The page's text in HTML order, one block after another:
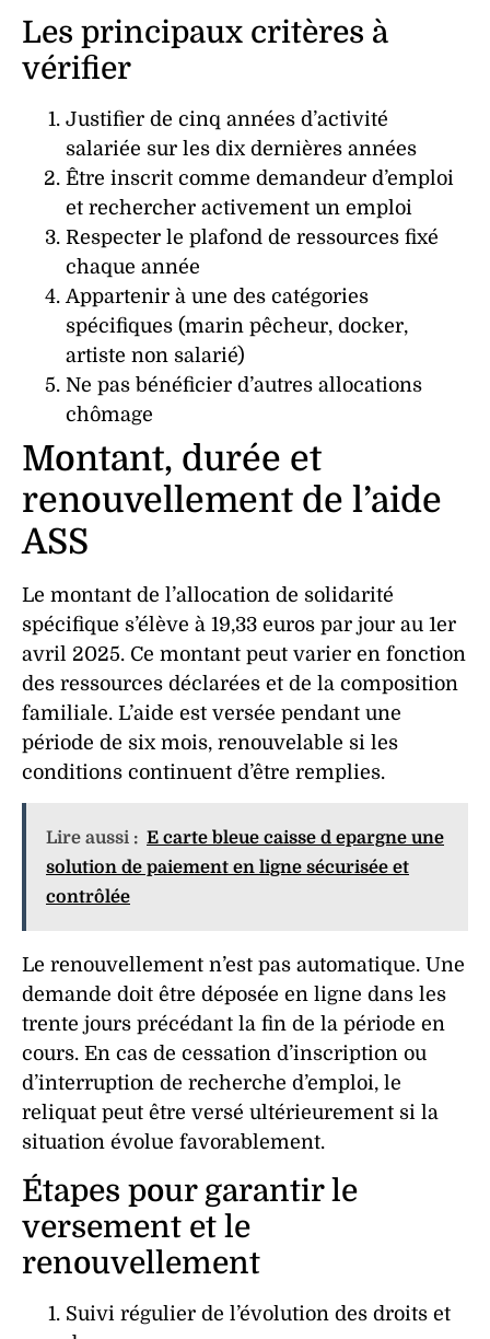
Les principaux critères à
vérifier
Justifier de cinq années d’activité
salariée sur les dix dernières années
Être inscrit comme demandeur d’emploi
et rechercher activement un emploi
Respecter le plafond de ressources fixé
chaque année
Appartenir à une des catégories
spécifiques (marin pêcheur, docker,
artiste non salarié)
Ne pas bénéficier d’autres allocations
chômage
Montant, durée et
renouvellement de l’aide
ASS
Le montant de l’allocation de solidarité
spécifique s’élève à 19,33 euros par jour au 1er
avril 2025. Ce montant peut varier en fonction
des ressources déclarées et de la composition
familiale. L’aide est versée pendant une
période de six mois, renouvelable si les
conditions continuent d’être remplies.
Lire aussi : E carte bleue caisse d epargne une
solution de paiement en ligne sécurisée et
contrôlée
Le renouvellement n’est pas automatique. Une
demande doit être déposée en ligne dans les
trente jours précédant la fin de la période en
cours. En cas de cessation d’inscription ou
d’interruption de recherche d’emploi, le
reliquat peut être versé ultérieurement si la
situation évolue favorablement.
Étapes pour garantir le
versement et le
renouvellement
Suivi régulier de l’évolution des droits et